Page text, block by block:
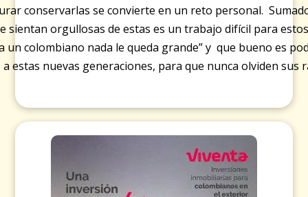
conservarlas se convierte en un reto personal.
sientan orgullosas de estas es un trabajo difícil para
un colombiano nada le queda grande” y que bueno es
estas nuevas generaciones, para que nunca olviden sus